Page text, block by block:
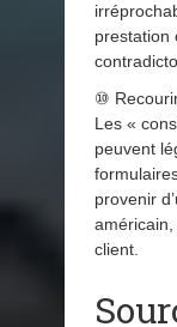
prestation
⑩
Les «
peuvent
provenir
client.